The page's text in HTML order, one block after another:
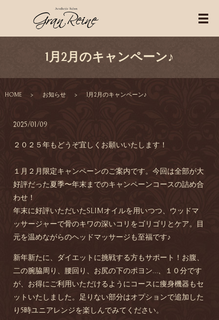
1月2月のキャンペーン♪
HOME お知らせ 1月2月のキャンペーン♪
2025/01/09
２０２５年もどうぞ宜しくお願いいたします！
１月２月限定キャンペーンのご案内です。今回は全部が大
好評だった夏季〜年末までのキャンペーンコースの詰め合
わせ！
年末に好評いただいたSLIMオイルを用いつつ、ウッドマ
ッサージャーで骨のキワの深いコリをゴリゴリとケア。目
元を温めながらのヘッドマッサージも至福です♪
新年新たに、ダイエットに挑戦する方もサポート！お腹、
二の腕脇周り、腰回り、お尻の下のポヨン…、１０分です
が、お得にご利用いただけるようにコースに痩身機器もセ
ットいたしました。足りない部分はオプションで追加した
り5時ユニアレンジを楽しんでみてください。